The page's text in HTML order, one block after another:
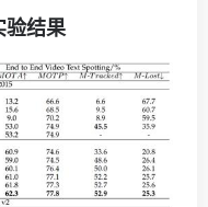
验结果